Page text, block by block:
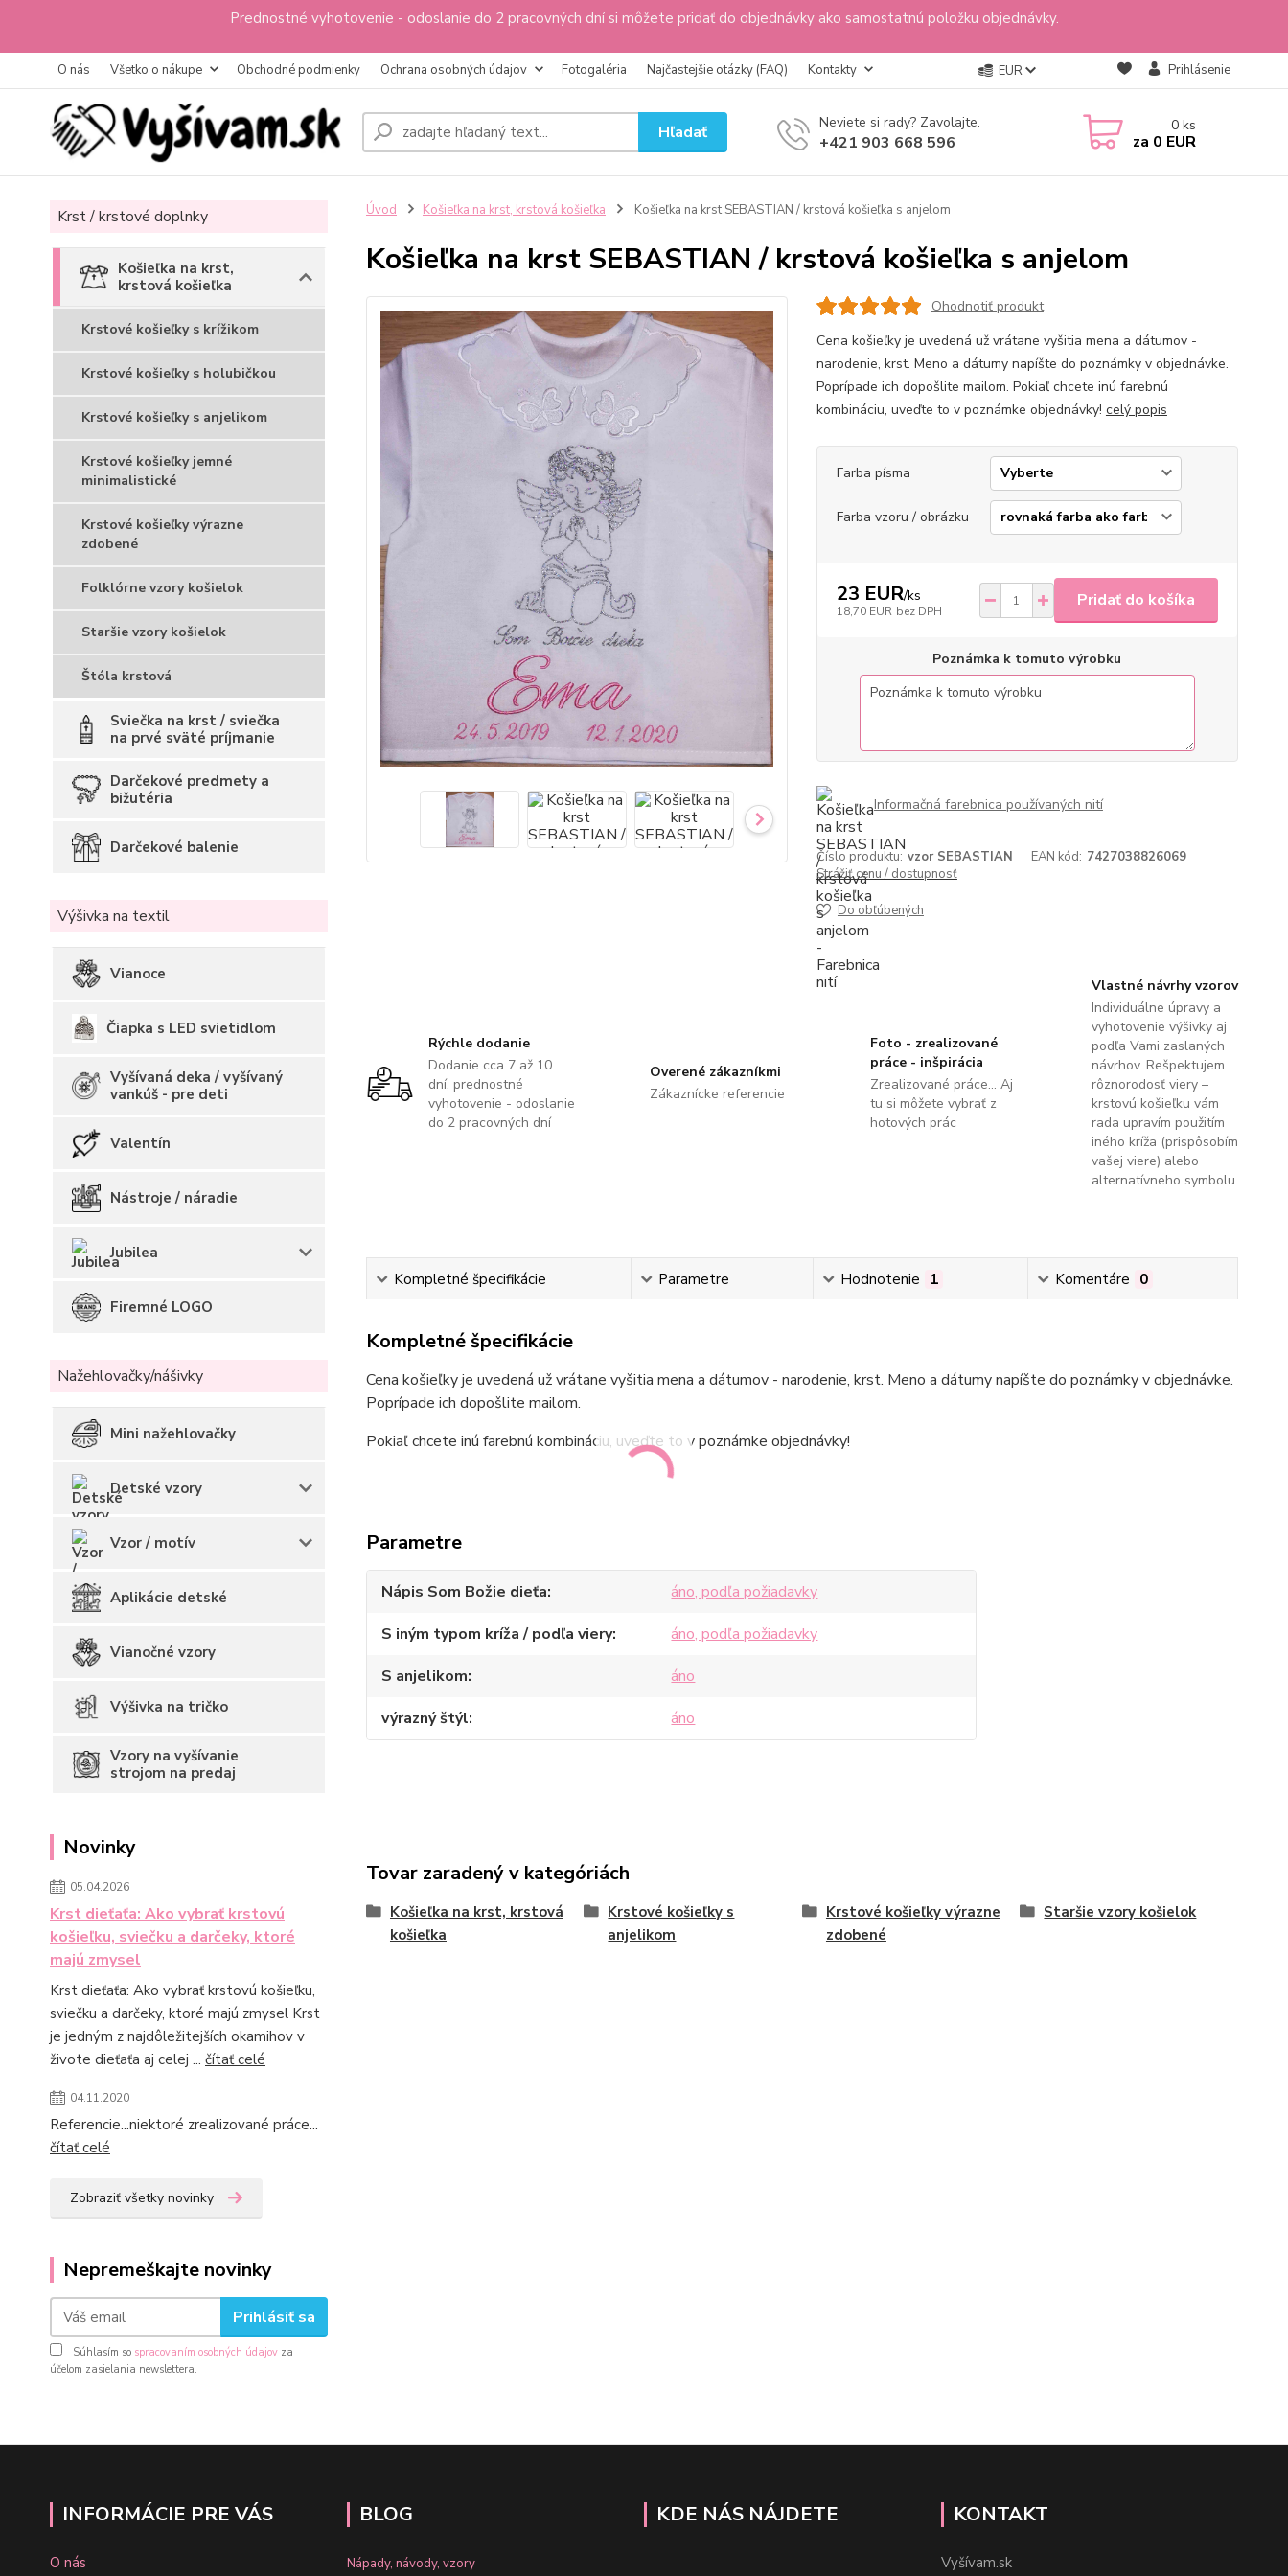
Prednostné vyhotovenie - odoslanie do 2 pracovných dní si môžete pridať do objednávky ako samostatnú položku objednávky.
O nás Všetko o nákupe Obchodné podmienky Ochrana osobných údajov Fotogaléria Najčastejšie otázky (FAQ) Kontakty EUR Prihlásenie
Hľadať Neviete si rady? Zavolajte.
+421 903 668 596
0 ks
za 0 EUR
Krst / krstové doplnky
Košieľka na krst,
krstová košieľka
Krstové košieľky s krížikom
Krstové košieľky s holubičkou
Krstové košieľky s anjelikom
Krstové košieľky jemné
minimalistické
Krstové košieľky výrazne
zdobené
Folklórne vzory košielok
Staršie vzory košielok
Štóla krstová
Sviečka na krst / sviečka
na prvé sväté príjmanie
Darčekové predmety a
bižutéria
Darčekové balenie
Výšivka na textil
Vianoce
Čiapka s LED svietidlom
Vyšívaná deka / vyšívaný
vankúš - pre deti
Valentín
Nástroje / náradie
Jubilea
Firemné LOGO
Nažehlovačky/nášivky
Mini nažehlovačky
Detské vzory
Vzor / motív
Aplikácie detské
Vianočné vzory
Výšivka na tričko
Vzory na vyšívanie
strojom na predaj
Novinky
05.04.2026
Krst dieťaťa: Ako vybrať krstovú
košieľku, sviečku a darčeky, ktoré
majú zmysel
Krst dieťaťa: Ako vybrať krstovú košieľku,
sviečku a darčeky, ktoré majú zmysel Krst
je jedným z najdôležitejších okamihov v
živote dieťaťa aj celej ... čítať celé
04.11.2020
Referencie...niektoré zrealizované práce...
čítať celé
Zobraziť všetky novinky
Nepremeškajte novinky
Prihlásiť sa
Súhlasím so spracovaním osobných údajov za
účelom zasielania newslettera.
Úvod Košieľka na krst, krstová košieľka Košieľka na krst SEBASTIAN / krstová košieľka s anjelom
Košieľka na krst SEBASTIAN / krstová košieľka s anjelom
Ohodnotiť produkt
Cena košieľky je uvedená už vrátane vyšitia mena a dátumov -
narodenie, krst. Meno a dátumy napíšte do poznámky v objednávke.
Poprípade ich dopošlite mailom. Pokiaľ chcete inú farebnú
kombináciu, uveďte to v poznámke objednávky! celý popis
Farba písma
Farba vzoru / obrázku
23 EUR/ks
18,70 EUR bez DPH
Pridať do košíka
Poznámka k tomuto výrobku
Informačná farebnica používaných nití
Číslo produktu: vzor SEBASTIAN EAN kód: 7427038826069
Strážiť cenu / dostupnosť
Do obľúbených
Rýchle dodanie
Dodanie cca 7 až 10
dní, prednostné
vyhotovenie - odoslanie
do 2 pracovných dní
Overené zákazníkmi
Zákaznícke referencie
Foto - zrealizované
práce - inšpirácia
Zrealizované práce... Aj
tu si môžete vybrať z
hotových prác
Vlastné návrhy vzorov
Individuálne úpravy a
vyhotovenie výšivky aj
podľa Vami zaslaných
návrhov. Rešpektujem
rôznorodosť viery –
krstovú košieľku vám
rada upravím použitím
iného kríža (prispôsobím
vašej viere) alebo
alternatívneho symbolu.
Kompletné špecifikácie Parametre Hodnotenie 1 Komentáre 0
Kompletné špecifikácie
Cena košieľky je uvedená už vrátane vyšitia mena a dátumov - narodenie, krst. Meno a dátumy napíšte do poznámky v objednávke.
Poprípade ich dopošlite mailom.
Pokiaľ chcete inú farebnú kombináciu, uveďte to v poznámke objednávky!
Parametre
Nápis Som Božie dieťa
áno, podľa požiadavky
S iným typom kríža / podľa viery
áno, podľa požiadavky
S anjelikom
áno
výrazný štýl
áno
Tovar zaradený v kategóriách
Košieľka na krst, krstová
košieľka
Krstové košieľky s
anjelikom
Krstové košieľky výrazne
zdobené
Staršie vzory košielok
INFORMÁCIE PRE VÁS
O nás
BLOG
Nápady, návody, vzory
KDE NÁS NÁJDETE KONTAKT
Vyšívam.sk